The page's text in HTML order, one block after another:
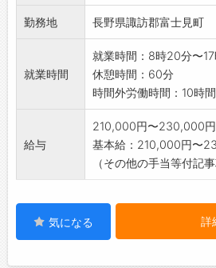
勤務地 長野県諏訪郡富士見町
就業時間
就業時間：8時20分〜
休憩時間：60分
時間外労働時間：10時間
給与
210,000円〜230,000円
基本給：210,000円〜
（その他の手当等付記
気になる 詳